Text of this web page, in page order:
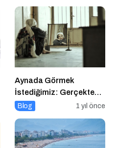
Aynada Görmek
İstediğimiz: Gerçekten
Kimiz?
Blog 1 yıl önce